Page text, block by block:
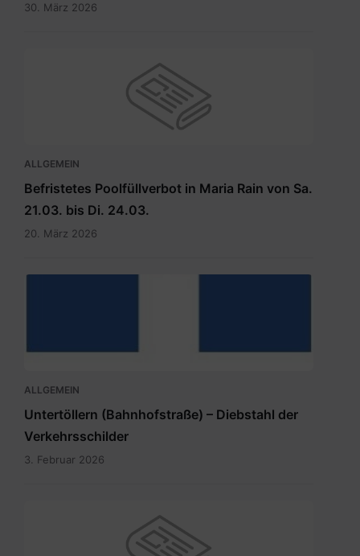
30. März 2026
ALLGEMEIN
Befristetes Poolfüllverbot in Maria Rain von Sa.
21.03. bis Di. 24.03.
20. März 2026
ALLGEMEIN
Untertöllern (Bahnhofstraße) – Diebstahl der
Verkehrsschilder
3. Februar 2026